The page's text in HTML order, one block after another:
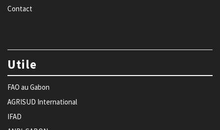
Contact
Utile
FAO au Gabon
AGRISUD International
IFAD